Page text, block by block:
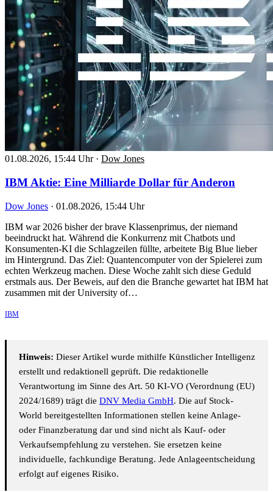
01.08.2026, 15:44 Uhr · Dow Jones
IBM Aktie: Eine Milliarde Dollar für Anderon
Dow Jones · 01.08.2026, 15:44 Uhr
IBM war 2026 bisher der brave Klassenprimus, der niemand
beeindruckt hat. Während die Konkurrenz mit Chatbots und
Konsumenten-KI die Schlagzeilen füllte, arbeitete Big Blue lieber
im Hintergrund. Das Ziel: Quantencomputer von der Spielerei zum
echten Werkzeug machen. Diese Woche zahlt sich diese Geduld
erstmals aus. Der Beweis, auf den die Branche gewartet hat IBM hat
zusammen mit der University of…
IBM
Hinweis: Dieser Artikel wurde mithilfe Künstlicher Intelligenz
erstellt und redaktionell geprüft. Die redaktionelle
Verantwortung im Sinne des Art. 50 KI-VO (Verordnung (EU)
2024/1689) trägt die DNV Media GmbH. Die auf Stock-
World bereitgestellten Informationen stellen keine Anlage-
oder Finanzberatung dar und sind nicht als Kauf- oder
Verkaufsempfehlung zu verstehen. Sie ersetzen keine
individuelle, fachkundige Beratung. Jede Anlageentscheidung
erfolgt auf eigenes Risiko.